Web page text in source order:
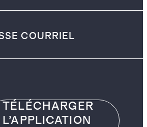
TÉLÉCHARGER
L’APPLICATION